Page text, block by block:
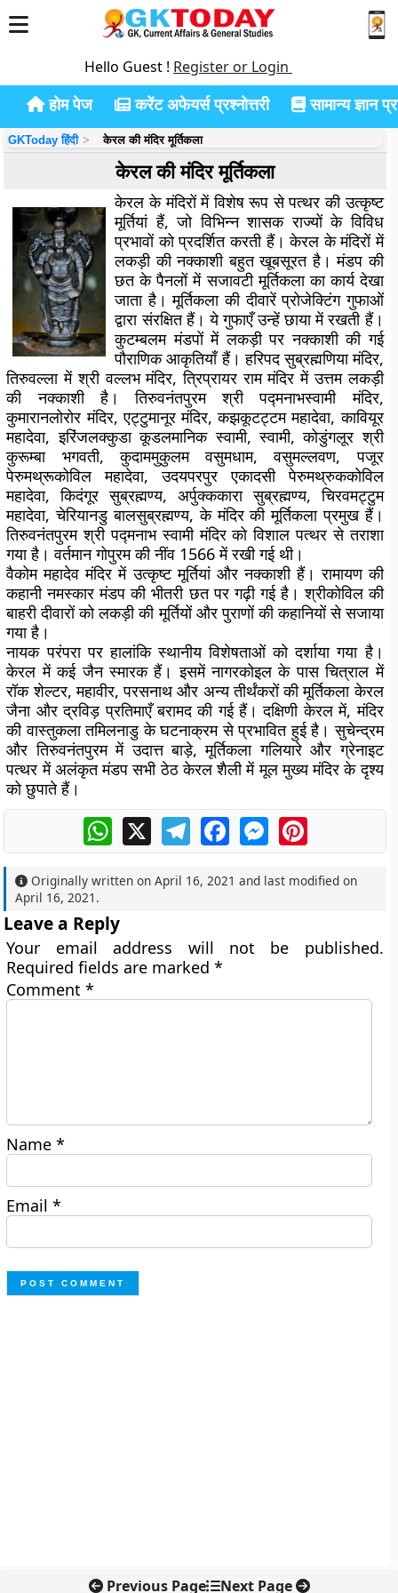
Hello Guest ! Register or Login
होम पेज करेंट अफेयर्स प्रश्नोत्तरी सामान्य ज्ञान
GKToday हिंदी केरल की मंदिर मूर्तिकला
केरल की मंदिर मूर्तिकला
केरल के मंदिरों में विशेष रूप से पत्थर की उत्कृष्ट
मूर्तियां हैं, जो विभिन्न शासक राज्यों के विविध
प्रभावों को प्रदर्शित करती हैं। केरल के मंदिरों में
लकड़ी की नक्काशी बहुत खूबसूरत है। मंडप की
छत के पैनलों में सजावटी मूर्तिकला का कार्य देखा
जाता है। मूर्तिकला की दीवारें प्रोजेक्टिंग गुफाओं
द्वारा संरक्षित हैं। ये गुफाएँ उन्हें छाया में रखती हैं।
कुटम्बलम मंडपों में लकड़ी पर नक्काशी की गई
पौराणिक आकृतियाँ हैं। हरिपद सुब्रह्मणिया मंदिर,
तिरुवल्ला में श्री वल्लभ मंदिर, त्रिप्रायर राम मंदिर में उत्तम लकड़ी
की नक्काशी है। तिरुवनंतपुरम श्री पद्मनाभस्वामी मंदिर,
कुमारानलोरोर मंदिर, एट्टुमानूर मंदिर, कझकूटट्टम महादेवा, कावियूर
महादेवा, इरिंजलक्कुडा कूडलमानिक स्वामी, स्वामी, कोडुंगलूर श्री
कुरूम्बा भगवती, कुदाममुकुलम वसुमधाम, वसुमल्लवण, पजूर
पेरुमथ्रूकोविल महादेवा, उदयपरपुर एकादसी पेरुमथ्रुककोविल
महादेवा, किदंगूर सुब्रह्मण्य, अर्पुक्ककारा सुब्रह्मण्य, चिरवमट्टुम
महादेवा, चेरियानडु बालसुब्रह्मण्य, के मंदिर की मूर्तिकला प्रमुख हैं।
तिरुवनंतपुरम श्री पद्मनाभ स्वामी मंदिर को विशाल पत्थर से तराशा
गया है। वर्तमान गोपुरम की नींव 1566 में रखी गई थी।
वैकोम महादेव मंदिर में उत्कृष्ट मूर्तियां और नक्काशी हैं। रामायण की
कहानी नमस्कार मंडप की भीतरी छत पर गढ़ी गई है। श्रीकोविल की
बाहरी दीवारों को लकड़ी की मूर्तियों और पुराणों की कहानियों से सजाया
गया है।
नायक परंपरा पर हालांकि स्थानीय विशेषताओं को दर्शाया गया है।
केरल में कई जैन स्मारक हैं। इसमें नागरकोइल के पास चित्राल में
रॉक शेल्टर, महावीर, परसनाथ और अन्य तीर्थंकरों की मूर्तिकला केरल
जैना और द्रविड़ प्रतिमाएँ बरामद की गई हैं। दक्षिणी केरल में, मंदिर
की वास्तुकला तमिलनाडु के घटनाक्रम से प्रभावित हुई है। सुचेन्द्रम
और तिरुवनंतपुरम में उदात्त बाड़े, मूर्तिकला गलियारे और ग्रेनाइट
पत्थर में अलंकृत मंडप सभी ठेठ केरल शैली में मूल मुख्य मंदिर के दृश्य
को छुपाते हैं।
WhatsApp
X TelegramFacebookMessengerPinterest
Originally written onApril 16, 2021 and last modified on
April 16, 2021 .
Leave a Reply
Your email address will not be published.
Required fields are marked*
Comment*
Name*
Email*
Previous Page Next Page